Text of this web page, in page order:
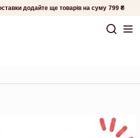
додайте ще товарів на суму 799 ₴